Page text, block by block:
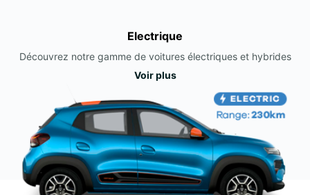
Electrique
Découvrez notre gamme de voitures électriques et hybrides
Voir plus